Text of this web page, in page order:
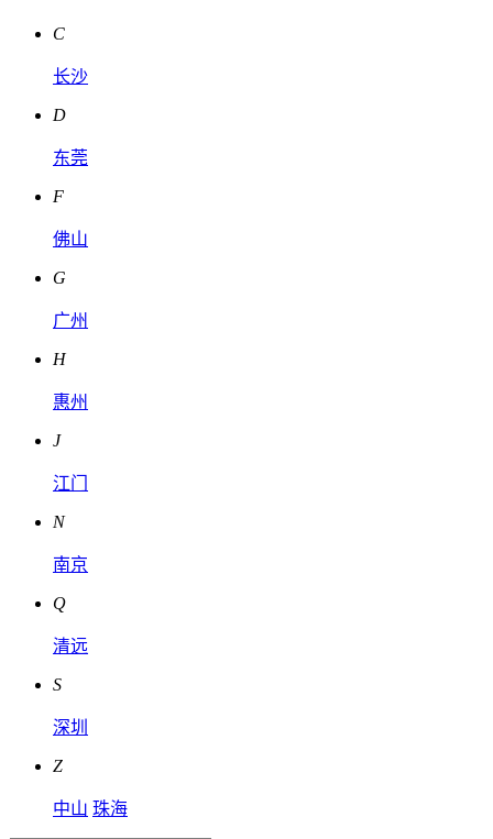
C
长沙
D
东莞
F
佛山
G
广州
H
惠州
J
江门
N
南京
Q
清远
S
深圳
Z
中山 珠海